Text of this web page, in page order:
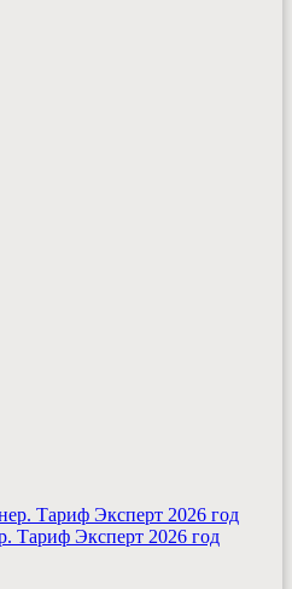
Тариф Эксперт 2026 год